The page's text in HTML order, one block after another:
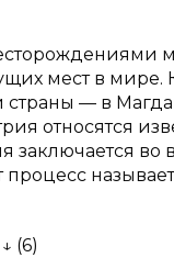
мест в
страны — в
относятся
заключается
процесс
↓ (6)